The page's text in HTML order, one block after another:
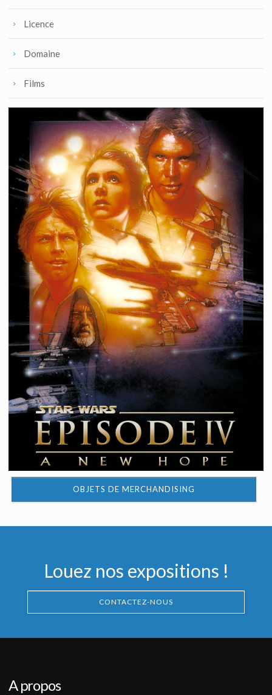
Licence
Domaine
Films
OBJETS DE MERCHANDISING
Louez nos expositions !
CONTACTEZ-NOUS
A propos